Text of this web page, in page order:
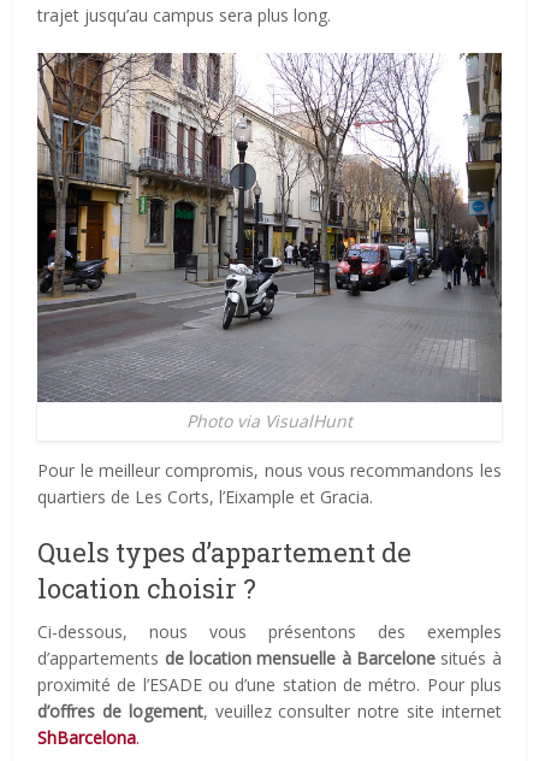
trajet jusqu’au campus sera plus long.
Photo via VisualHunt
Pour le meilleur compromis, nous vous recommandons les
quartiers de Les Corts, l’Eixample et Gracia.
Quels types d’appartement de
location choisir ?
Ci-dessous, nous vous présentons des exemples
d’appartements de location mensuelle à Barcelone situés à
proximité de l’ESADE ou d’une station de métro. Pour plus
d’offres de logement, veuillez consulter notre site internet
ShBarcelona.